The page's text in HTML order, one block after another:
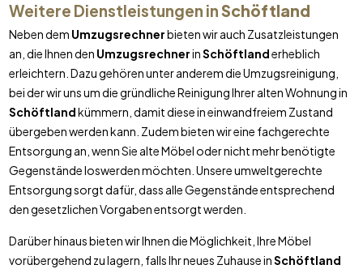
Weitere Dienstleistungen inSchöftland
Neben dem Umzugsrechnerbieten wir auch Zusatzleistungen
an, die Ihnen den UmzugsrechnerinSchöftlanderheblich
erleichtern. Dazu gehören unter anderem die Umzugsreinigung,
bei der wir uns um die gründliche Reinigung Ihrer alten Wohnung in
Schöftlandkümmern, damit diese in einwandfreiem Zustand
übergeben werden kann. Zudem bieten wir eine fachgerechte
Entsorgung an, wenn Sie alte Möbel oder nicht mehr benötigte
Gegenstände loswerden möchten. Unsere umweltgerechte
Entsorgung sorgt dafür, dass alle Gegenstände entsprechend
den gesetzlichen Vorgaben entsorgt werden.
Darüber hinaus bieten wir Ihnen die Möglichkeit, Ihre Möbel
vorübergehend zu lagern, falls Ihr neues Zuhause inSchöftland